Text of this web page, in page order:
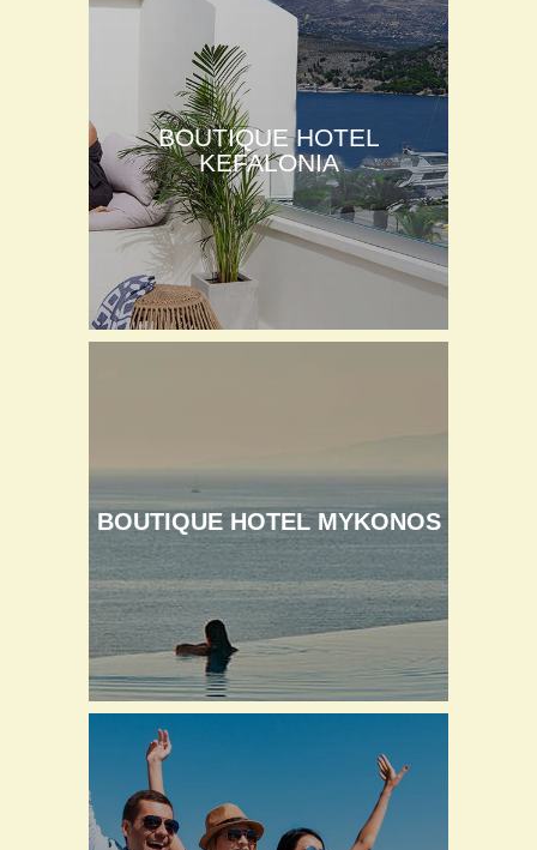
BOUTIQUE HOTEL
KEFALONIA
BOUTIQUE HOTEL MYKONOS